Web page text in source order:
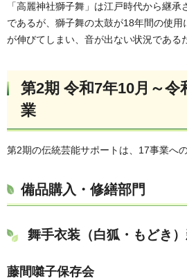
「高麗神社獅子舞」は江戸時代から継
であるが、獅子舞の太鼓が18年間の使
が伸びてしまい、音が出ない状況である
第2期 令和7年10月～令
業
第2期の伝統芸能サポートは、17事業へ
備品購入・修繕部門
舞手衣装（白狐・もどき
藤間囃子保存会